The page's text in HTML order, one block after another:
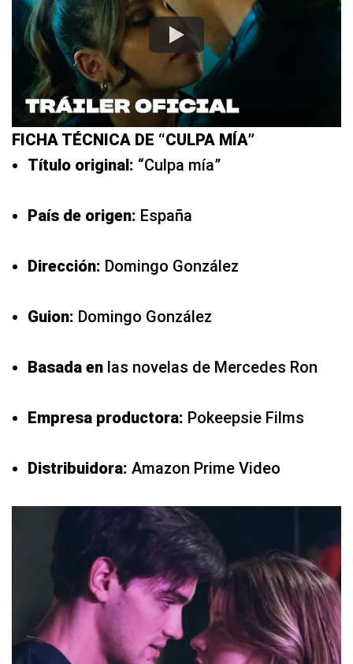
FICHA TÉCNICA DE “CULPA MÍA”
Título original: “Culpa mía”
País de origen: España
Dirección: Domingo González
Guion: Domingo González
Basada en las novelas de Mercedes Ron
Empresa productora: Pokeepsie Films
Distribuidora: Amazon Prime Video